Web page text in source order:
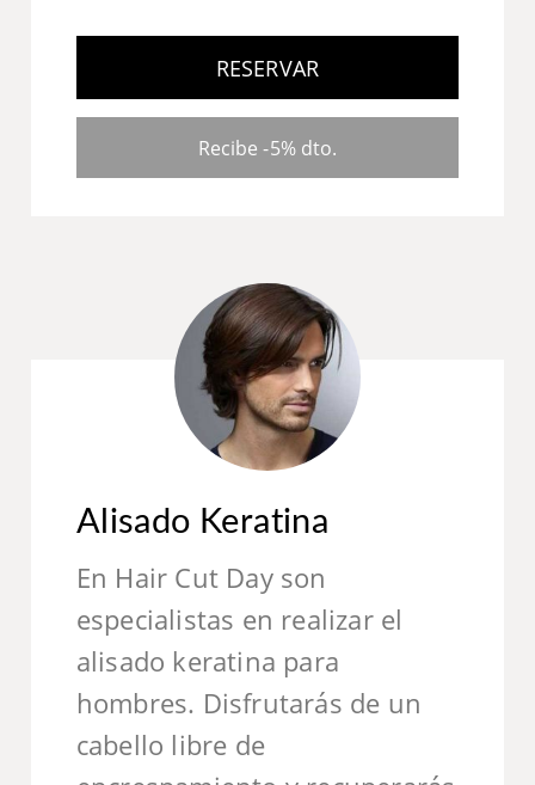
RESERVAR
Recibe -5% dto.
Alisado Keratina
En Hair Cut Day son
especialistas en realizar el
alisado keratina para
hombres. Disfrutarás de un
cabello libre de